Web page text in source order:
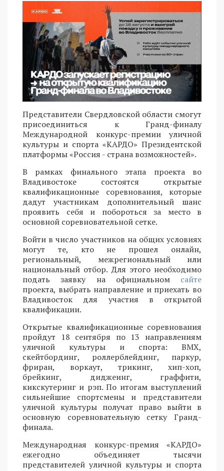
Представители Свердловской области смогут
присоединиться к Гранд-финалу
Международной конкурс-премии уличной
культуры и спорта «КАРДО» Президентской
платформы «Россия - страна возможностей».
В рамках финального этапа проекта во
Владивостоке состоятся открытые
квалификационные соревнования, которые
дадут участникам дополнительный шанс
проявить себя и побороться за место в
основной соревновательной сетке.
Войти в число участников на общих условиях
могут те, кто не прошел онлайн,
региональный, межрегиональный или
национальный отбор. Для этого необходимо
подать заявку на официальном сайте
проекта, выбрать направление и приехать во
Владивосток для участия в открытой
квалификации.
Открытые квалификационные соревнования
пройдут 18 сентября по 13 направлениям
уличной культуры и спорта: BMX,
скейтбординг, роллерблейдинг, паркур,
фриран, воркаут, трикинг, хип-хоп,
брейкинг, диджеинг, граффити,
кикскутеринг и рэп. По итогам выступлений
сильнейшие спортсмены и представители
уличной культуры получат право выйти в
основную соревновательную сетку Гранд-
финала.
Международная конкурс-премия «КАРДО»
ежегодно объединяет тысячи
представителей уличной культуры и спорта